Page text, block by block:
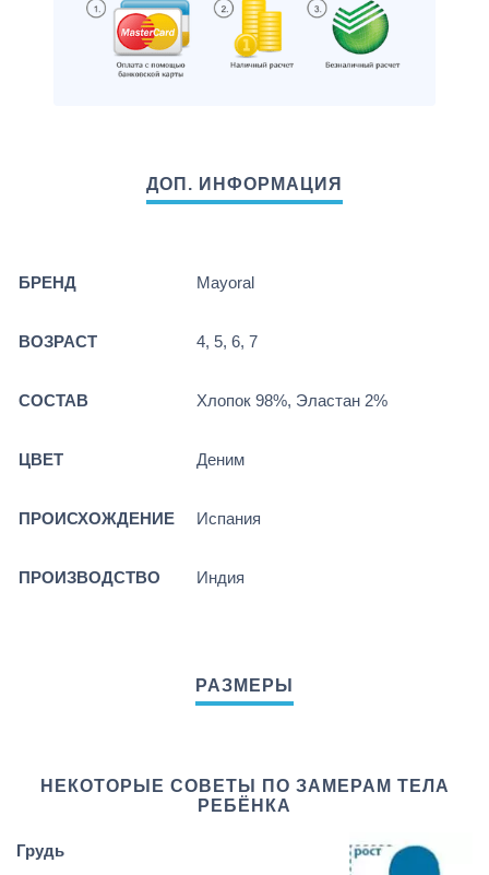
БРЕНД Mayoral
ВОЗРАСТ 4, 5, 6, 7
СОСТАВ Хлопок 98%, Эластан 2%
ЦВЕТ Деним
ПРОИСХОЖДЕНИЕ Испания
ПРОИЗВОДСТВО Индия
НЕКОТОРЫЕ СОВЕТЫ ПО ЗАМЕРАМ ТЕЛА
РЕБЁНКА
Грудь